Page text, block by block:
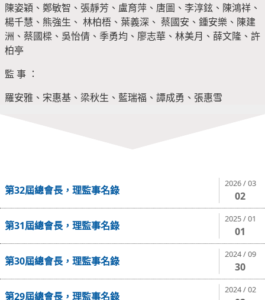
陳姿穎、鄭敏智、張靜芳、盧育萍、唐圖、李淳鉉、陳鴻祥、
楊千慧、熊強生、 林柏梧、葉義深、 蔡國安、鍾安樂、陳建
洲、蔡國樑、吳怡倩、季勇均、廖志華、林美月、薛文隆、許
柏亭
監 事 ：
羅安雅、宋惠基、梁秋生、藍瑞福、譚成勇、張惠雪
第32屆總會長，理監事名錄
2026 / 03
02
第31屆總會長，理監事名錄
2025 / 01
01
第30屆總會長，理監事名錄
2024 / 09
30
第29屆總會長，理監事名錄
2024 / 02